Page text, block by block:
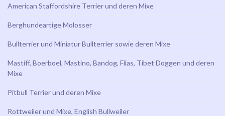
American Staffordshire Terrier und deren Mixe
Berghundeartige Molosser
Bullterrier und Miniatur Bullterrier sowie deren Mixe
Mastiff, Boerboel, Mastino, Bandog, Filas, Tibet Doggen und deren
Mixe
Pitbull Terrier und deren Mixe
Rottweiler und Mixe, English Bullweiler